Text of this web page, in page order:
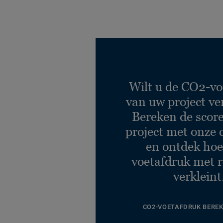
Desert AirMaster AA36
Desert AirMaster AA36
9525
Ref. 710765006
Wilt u de CO2-
van uw project
Bereken de
project met onze
en ontdek
voetafdruk met
CO2-VOETAFDRUK